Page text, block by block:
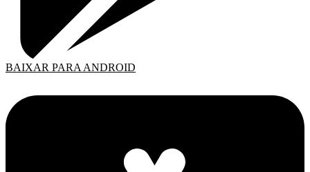
BAIXAR PARA ANDROID